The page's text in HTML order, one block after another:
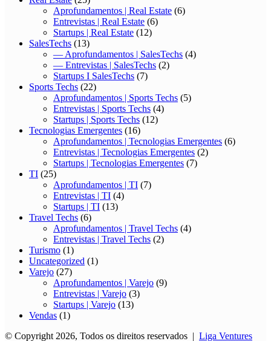
Aprofundamentos | Real Estate (6)
Entrevistas | Real Estate (6)
Startups | Real Estate (12)
SalesTechs (13)
— Aprofundamentos | SalesTechs (4)
— Entrevistas | SalesTechs (2)
Startups I SalesTechs (7)
Sports Techs (22)
Aprofundamentos | Sports Techs (5)
Entrevistas | Sports Techs (4)
Startups | Sports Techs (12)
Tecnologias Emergentes (16)
Aprofundamentos | Tecnologias Emergentes (6)
Entrevistas | Tecnologias Emergentes (2)
Startups | Tecnologias Emergentes (7)
TI (25)
Aprofundamentos | TI (7)
Entrevistas | TI (4)
Startups | TI (13)
Travel Techs (6)
Aprofundamentos | Travel Techs (4)
Entrevistas | Travel Techs (2)
Turismo (1)
Uncategorized (1)
Varejo (27)
Aprofundamentos | Varejo (9)
Entrevistas | Varejo (3)
Startups | Varejo (13)
Vendas (1)
© Copyright 2026, Todos os direitos reservados | Liga Ventures